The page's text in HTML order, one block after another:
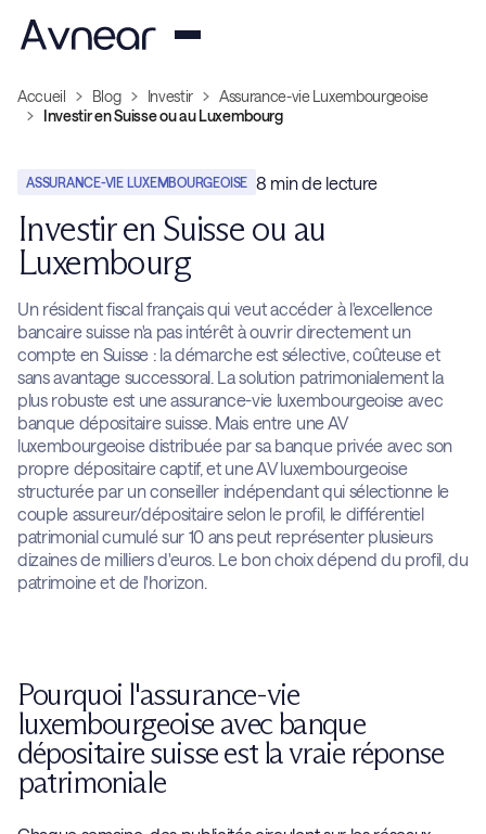
Accueil Blog Investir
Assurance-vie Luxembourgeoise
Investir en Suisse ou au Luxembourg
ASSURANCE-VIE LUXEMBOURGEOISE 8 min de lecture
Investir en Suisse ou au
Luxembourg
Un résident fiscal français qui veut accéder à l'excellence
bancaire suisse n'a pas intérêt à ouvrir directement un
compte en Suisse : la démarche est sélective, coûteuse et
sans avantage successoral. La solution patrimonialement la
plus robuste est une assurance-vie luxembourgeoise avec
banque dépositaire suisse. Mais entre une AV
luxembourgeoise distribuée par sa banque privée avec son
propre dépositaire captif, et une AV luxembourgeoise
structurée par un conseiller indépendant qui sélectionne le
couple assureur/dépositaire selon le profil, le différentiel
patrimonial cumulé sur 10 ans peut représenter plusieurs
dizaines de milliers d'euros. Le bon choix dépend du profil, du
patrimoine et de l'horizon.
Pourquoi l'assurance-vie
luxembourgeoise avec banque
dépositaire suisse est la vraie réponse
patrimoniale